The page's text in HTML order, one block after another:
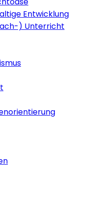
Entwicklung
) Unterricht